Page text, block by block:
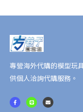
專營海外代購的模型玩
供個人洽詢代購服務。
F
a
c
L
i
n
E
n
v